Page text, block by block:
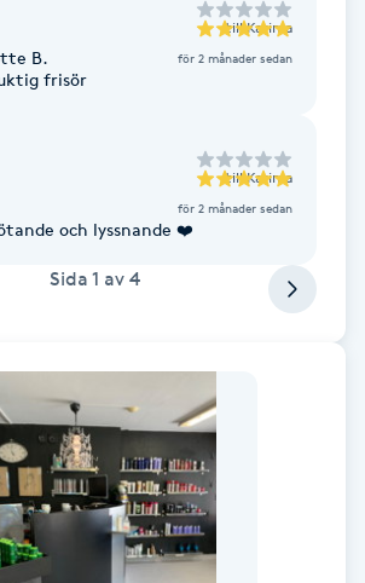
till Karima
B. för 2 månader sedan
frisör
till Karima
för 2 månader sedan
och lyssnande ❤️
Sida 1 av 4